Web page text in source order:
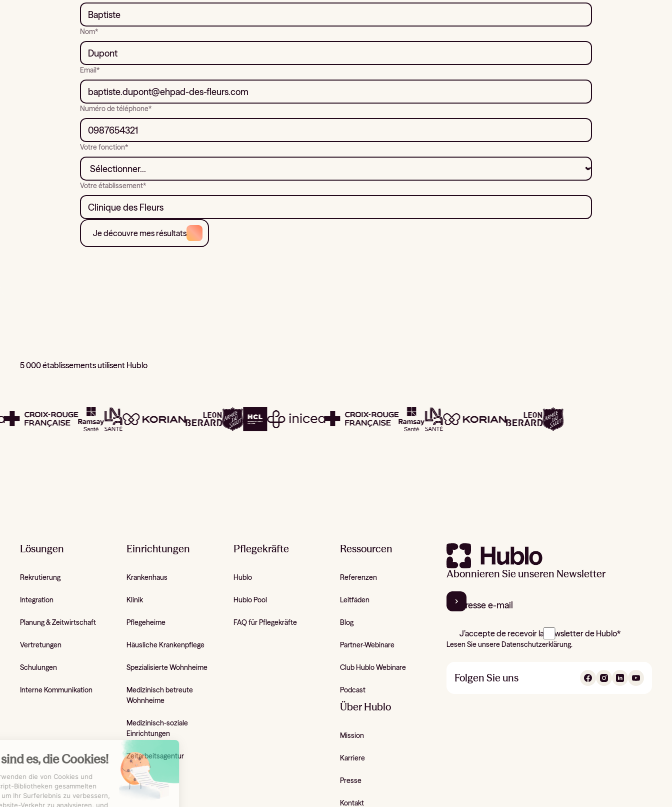
Wir sind es, die Cookies!
Wir verwenden die von Cookies und
JavaScript-Bibliotheken gesammelten
Daten, um Ihr Surferlebnis zu verbessern,
den Website-Verkehr zu analysieren, und
Nom*
Email*
Numéro de téléphone*
Votre fonction*
Votre établissement*
Je découvre mes résultats
5 000 établissements utilisent Hublo
Lösungen
Rekrutierung
Integration
Planung & Zeitwirtschaft
Vertretungen
Schulungen
Interne Kommunikation
Einrichtungen
Krankenhaus
Klinik
Pflegeheime
Häusliche Krankenpflege
Spezialisierte Wohnheime
Medizinisch betreute
Wohnheime
Medizinisch-soziale
Einrichtungen
Zeitarbeitsagentur
Pflegekräfte
Hublo
Hublo Pool
FAQ für Pflegekräfte
Ressourcen
Referenzen
Leitfäden
Blog
Partner-Webinare
Club Hublo Webinare
Podcast
Über Hublo
Mission
Karriere
Presse
Kontakt
Abonnieren Sie unseren Newsletter
J’accepte de recevoir la newsletter de Hublo*
Lesen Sie unsere Datenschutzerklärung.
Folgen Sie uns